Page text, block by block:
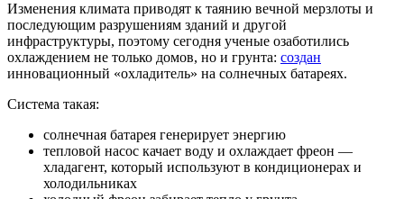
Изменения климата приводят к таянию вечной мерзлоты и
последующим разрушениям зданий и другой
инфраструктуры, поэтому сегодня ученые озаботились
охлаждением не только домов, но и грунта: создан
инновационный «охладитель» на солнечных батареях.
Система такая:
солнечная батарея генерирует энергию
тепловой насос качает воду и охлаждает фреон —
хладагент, который используют в кондиционерах и
холодильниках